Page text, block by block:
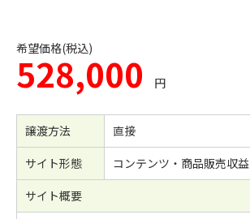
希望価格(税込)
528,000 円
譲渡方法
直接
サイト形態
コンテンツ・商品販売収益
サイト概要